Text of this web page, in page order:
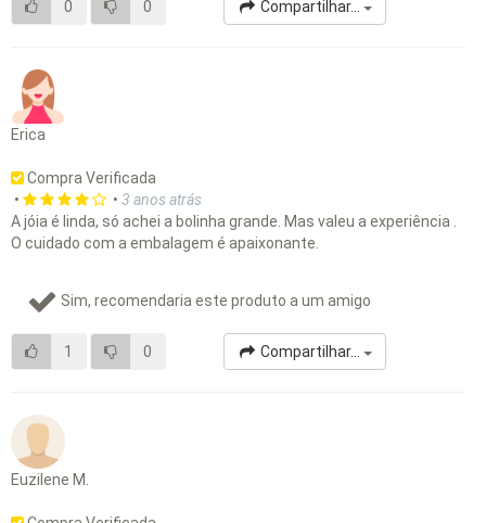
0 0 Compartilhar...
Erica
Compra Verificada
•
• 3 anos atrás
A jóia é linda, só achei a bolinha grande. Mas valeu a experiência .
O cuidado com a embalagem é apaixonante.
Sim, recomendaria este produto a um amigo
1 0 Compartilhar...
Euzilene M.